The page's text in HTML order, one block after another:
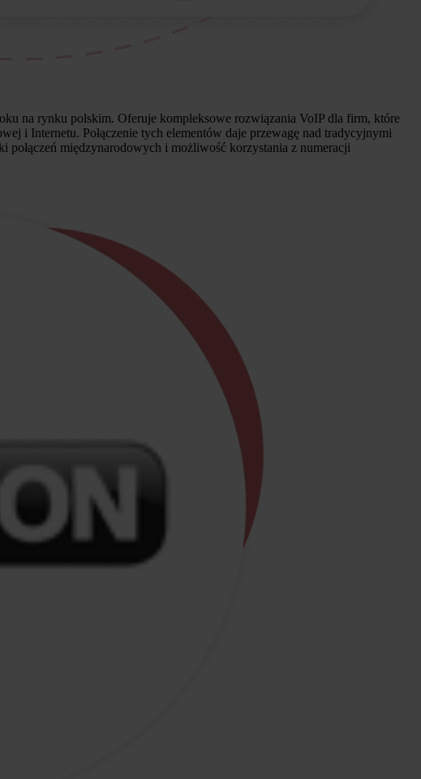
na rynku polskim. Oferuje kompleksowe rozwiązania VoIP dla firm, które
i Internetu. Połączenie tych elementów daje przewagę nad tradycyjnymi
połączeń międzynarodowych i możliwość korzystania z numeracji